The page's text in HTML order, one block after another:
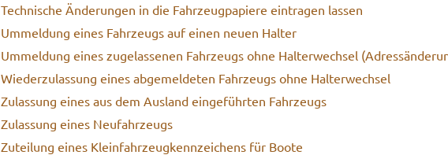
Tech­ni­sche Än­de­run­gen in die Fahr­zeug­pa­pie­re ein­tra­gen las­sen
Um­mel­dung eines Fahr­zeugs auf einen neuen Hal­ter
Um­mel­dung eines zu­ge­las­se­nen Fahr­zeugs ohne Hal­ter­wech­sel
Wie­der­zu­las­sung eines ab­ge­mel­de­ten Fahr­zeugs ohne Hal­ter­wech­sel
Zu­las­sung eines aus dem Aus­land ein­ge­führ­ten Fahr­zeugs
Zu­las­sung eines Neu­fahr­zeugs
Zu­tei­lung eines Klein­fahr­zeug­kenn­zei­chens für Boote